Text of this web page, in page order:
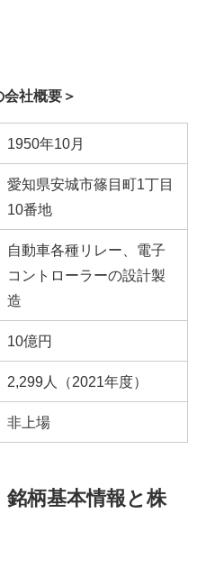
社概要＞
1950年10月
愛知県安城市篠目町1丁目
10番地
自動車各種リレー、電子
コントローラーの設計製
造
10億円
2,299人（2021年度）
非上場
銘柄基本情報と株